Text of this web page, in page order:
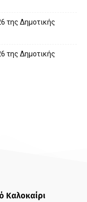
της Δημοτικής
της Δημοτικής
Καλοκαίρι